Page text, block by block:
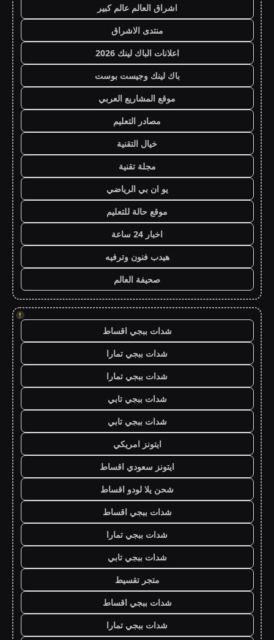
اشراق العالم عالم كبير
منتدى الاشراق
اعلانات الباك لينك 2026
باك لينك وجيست بوست
موقع المشاريع العربي
مصادر التعليم
خيال التقنية
مجلة تقنية
يو ان بي الرياضي
موقع حالة للتعليم
اخبار 24 ساعة
هيدب فنون وترفيه
صحيفة العالم
!
شدات ببجي اقساط
شدات ببجي تمارا
شدات ببجي تمارا
شدات ببجي تابي
شدات ببجي تابي
ايتونز امريكي
ايتونز سعودي اقساط
شحن يلا لودو اقساط
شدات ببجي اقساط
شدات ببجي تمارا
شدات ببجي تابي
متجر تقسيط
شدات ببجي اقساط
شدات ببجي تمارا